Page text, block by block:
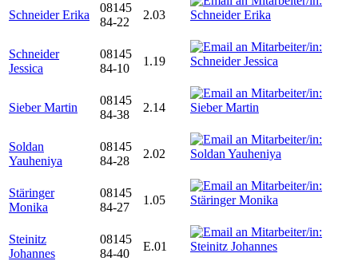
Schneider Erika
08145
84-22
2.03
Schneider
Jessica
08145
84-10
1.19
Sieber Martin
08145
84-38
2.14
Soldan
Yauheniya
08145
84-28
2.02
Stäringer
Monika
08145
84-27
1.05
Steinitz
Johannes
08145
84-40
E.01